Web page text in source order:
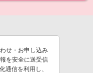
せ・お申し込み
を安全に送受信
通信を利用し、